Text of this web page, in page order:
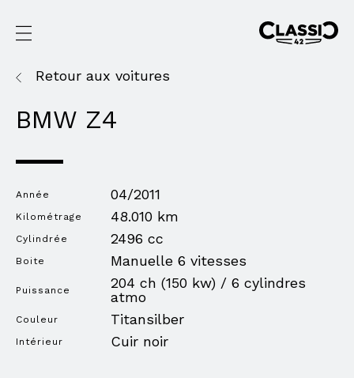
Retour aux voitures
BMW Z4
Année 04/2011
Kilométrage 48.010 km
Cylindrée 2496 cc
Boite Manuelle 6 vitesses
Puissance
204 ch (150 kw) / 6 cylindres
atmo
Couleur Titansilber
Intérieur Cuir noir